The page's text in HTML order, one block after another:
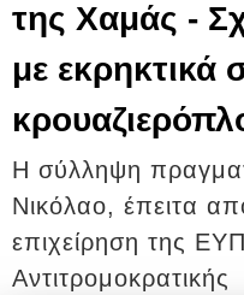
της Χαμάς -
με εκρηκτικά
Η σύλληψη
Νικόλαο, έπειτα
επιχείρηση της
Αντιτρομοκρατικής